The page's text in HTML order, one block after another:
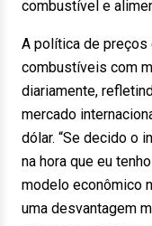
combustível e
A política de
combustíveis com
diariamente,
mercado
dólar. “Se decido o
na hora que eu
modelo econômico
uma desvantagem